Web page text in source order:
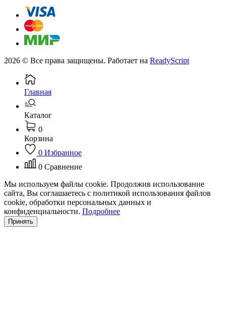
2026 © Все права защищены. Работает на ReadyScript
Главная
Каталог
0
Корзина
0 Избранное
0 Сравнение
Мы используем файлы cookie. Продолжив использование
сайта, Вы соглашаетесь с политикой использования файлов
cookie, обработки персональных данных и
конфиденциальности. Подробнее
Принять